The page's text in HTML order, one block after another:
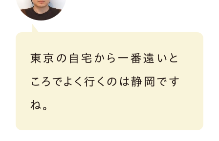
東京の自宅から一番遠いと
ころでよく行くのは静岡です
ね。